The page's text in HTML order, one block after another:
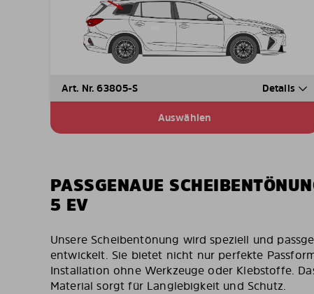
Art. Nr. 63805-S Details
Auswählen
PASSGENAUE
5 EV
Unsere Scheibentönung wird speziell und
entwickelt. Sie bietet nicht nur perfekte
Installation ohne Werkzeuge oder Klebstoffe.
Material sorgt für Langlebigkeit und Schutz.